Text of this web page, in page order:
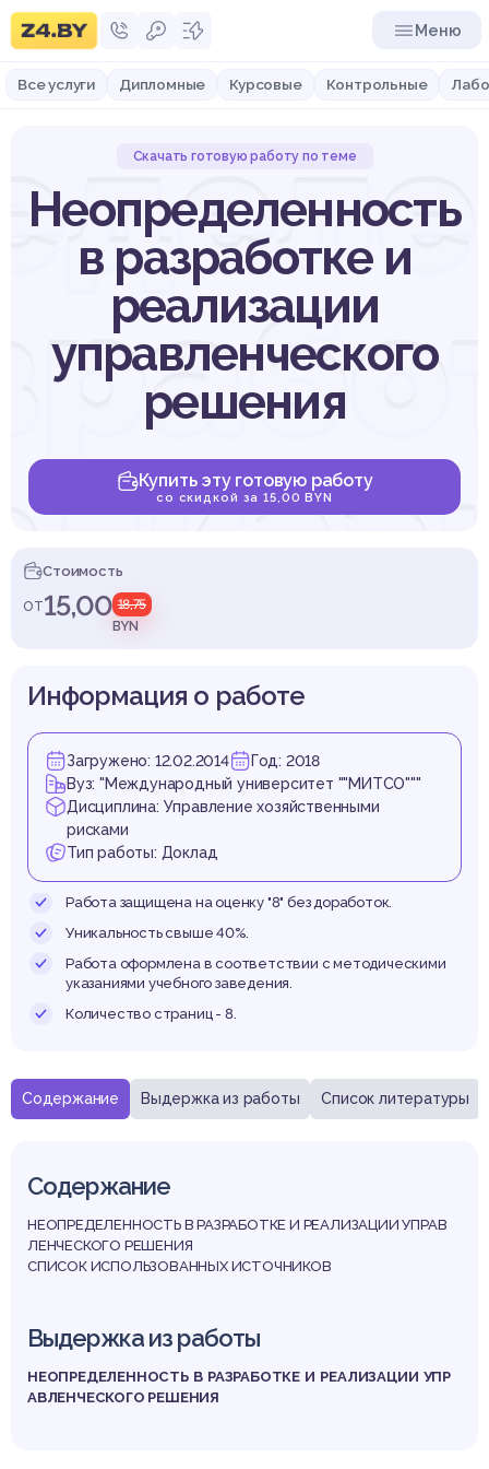
Меню
Все услуги Дипломные Курсовые Контрольные
Скачать готовую работу по теме
Неопределенность
в разработке и
реализации
управленческого
решения
Купить эту готовую работу
со скидкой за 15,00 BYN
Стоимость
от15,00 18,75
BYN
Содержание Выдержка из работы Список литературы
Содержание
НЕОПРЕДЕЛЕННОСТЬ В РАЗРАБОТКЕ И РЕАЛИЗАЦИИ УПРАВ
ЛЕНЧЕСКОГО РЕШЕНИЯ
СПИСОК ИСПОЛЬЗОВАННЫХ ИСТОЧНИКОВ
Выдержка из работы
НЕОПРЕДЕЛЕННОСТЬ В РАЗРАБОТКЕ И РЕАЛИЗАЦИИ УПР
АВЛЕНЧЕСКОГО РЕШЕНИЯ
Информация о работе
Загружено: 12.02.2014
Год: 2018
Вуз: "Международный университет ""МИТСО"""
Дисциплина: Управление хозяйственными
рисками
Тип работы: Доклад
Работа защищена на оценку "8" без доработок.
Уникальность свыше 40%.
Работа оформлена в соответствии с методическими
указаниями учебного заведения.
Количество страниц - 8.